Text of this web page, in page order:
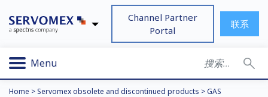
Channel Partner
Portal
联系
Menu
Home > Servomex obsolete and discontinued products >GAS